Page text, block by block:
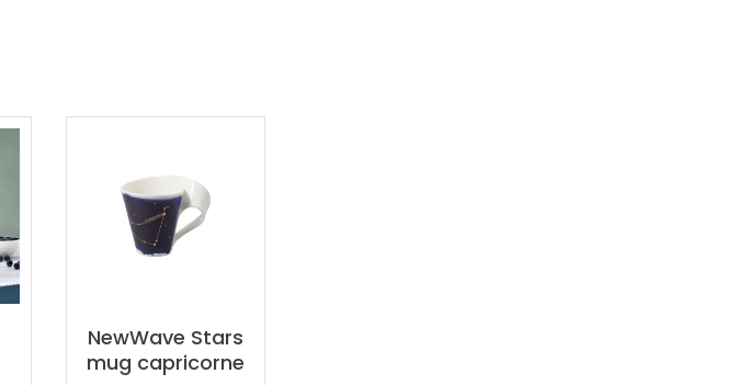
NewWave Stars
mug capricorne